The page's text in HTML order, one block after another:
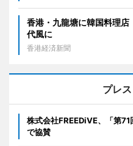
香港・九龍塘に韓国料理
代風に
香港経済新聞
プレ
株式会社FREEDiVE、「第
で協賛